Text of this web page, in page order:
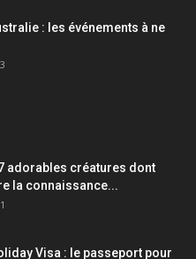
: les événements à ne
adorables créatures dont
la connaissance...
Visa : le passeport pour